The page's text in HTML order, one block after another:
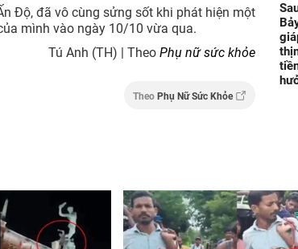
Độ, đã vô cùng sửng sốt khi phát hiện một
mình vào ngày 10/10 vừa qua.
Tú Anh (TH) | TheoPhụ nữ sức khỏe
TheoPhụ Nữ Sức Khỏe